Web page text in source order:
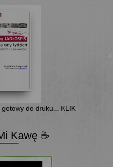
do druku... KLIK
Kawę ☕